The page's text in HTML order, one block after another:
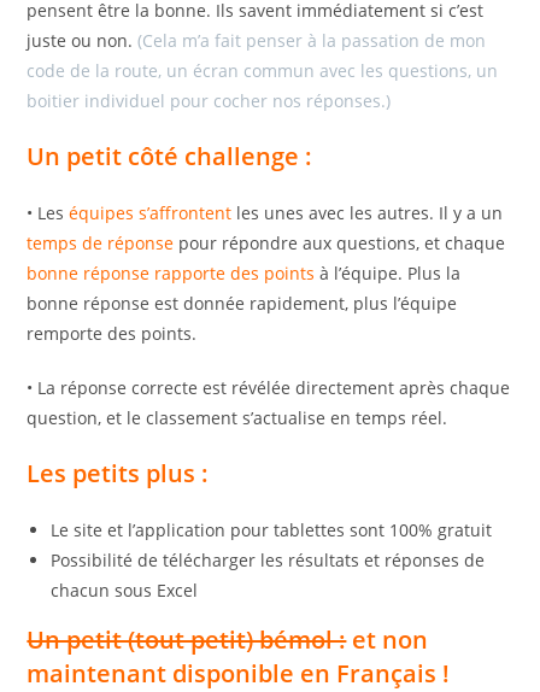
pensent être la bonne. Ils savent immédiatement si c’est
juste ou non.(Cela m’a fait penser à la passation de mon
code de la route, un écran commun avec les questions, un
boitier individuel pour cocher nos réponses.)
Un petit côté challenge :
• Leséquipes s’affrontent les unes avec les autres. Il y a un
temps de réponse pour répondre aux questions, et chaque
bonne réponse rapporte des points à l’équipe. Plus la
bonne réponse est donnée rapidement, plus l’équipe
remporte des points.
• La réponse correcte est révélée directement après chaque
question, et le classement s’actualise en temps réel.
Les petits plus :
Le site et l’application pour tablettes sont 100% gratuit
Possibilité de télécharger les résultats et réponses de
chacun sous Excel
Un petit (tout petit) bémol :et non
maintenant disponible en Français !